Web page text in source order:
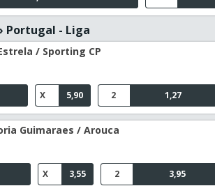
› Portugal - Liga
/ Sporting CP
5,90
X 1,27
2
Guimaraes / Arouca
3,55
X 3,95
2